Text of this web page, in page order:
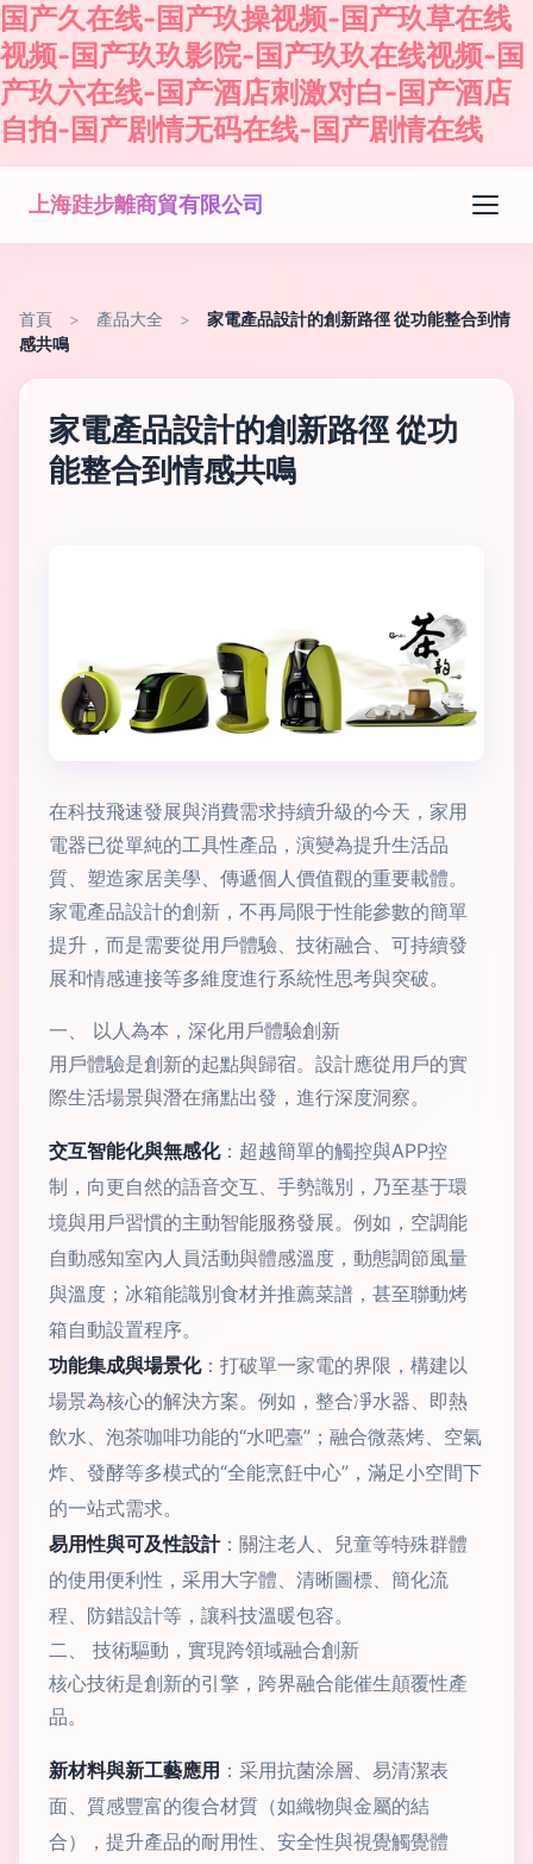
国产久在线-国产玖操视频-国产玖草在线
视频-国产玖玖影院-国产玖玖在线视频-国
产玖六在线-国产酒店刺激对白-国产酒店
自拍-国产剧情无码在线-国产剧情在线
上海跬步離商貿有限公司
首頁 > 產品大全 >
家電產品設計的創新路徑 從功能整合到情
感共鳴
家電產品設計的創新路徑 從功
能整合到情感共鳴
在科技飛速發展與消費需求持續升級的今天，家用
電器已從單純的工具性產品，演變為提升生活品
質、塑造家居美學、傳遞個人價值觀的重要載體。
家電產品設計的創新，不再局限于性能參數的簡單
提升，而是需要從用戶體驗、技術融合、可持續發
展和情感連接等多維度進行系統性思考與突破。
一、 以人為本，深化用戶體驗創新
用戶體驗是創新的起點與歸宿。設計應從用戶的實
際生活場景與潛在痛點出發，進行深度洞察。
交互智能化與無感化：超越簡單的觸控與APP控
制，向更自然的語音交互、手勢識別，乃至基于環
境與用戶習慣的主動智能服務發展。例如，空調能
自動感知室內人員活動與體感溫度，動態調節風量
與溫度；冰箱能識別食材并推薦菜譜，甚至聯動烤
箱自動設置程序。
功能集成與場景化：打破單一家電的界限，構建以
場景為核心的解決方案。例如，整合凈水器、即熱
飲水、泡茶咖啡功能的“水吧臺”；融合微蒸烤、空氣
炸、發酵等多模式的“全能烹飪中心”，滿足小空間下
的一站式需求。
易用性與可及性設計：關注老人、兒童等特殊群體
的使用便利性，采用大字體、清晰圖標、簡化流
程、防錯設計等，讓科技溫暖包容。
二、 技術驅動，實現跨領域融合創新
核心技術是創新的引擎，跨界融合能催生顛覆性產
品。
新材料與新工藝應用 ：采用抗菌涂層、易清潔表
面、質感豐富的復合材質（如織物與金屬的結
合），提升產品的耐用性、安全性與視覺觸覺體